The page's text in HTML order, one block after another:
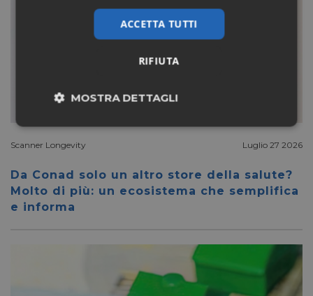
Scanner Longevity Luglio 27 2026
Da Conad solo un altro store della salute?
Molto di più: un ecosistema che semplifica
e informa
ACCETTA TUTTI
RIFIUTA
MOSTRA DETTAGLI
Necessari Marketing
Non classificati
Marketing Non classificati